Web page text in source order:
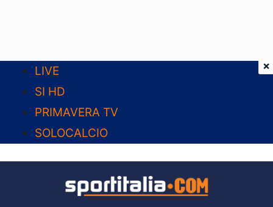
contenuto
LIVE
SI HD
PRIMAVERA TV
SOLOCALCIO
×